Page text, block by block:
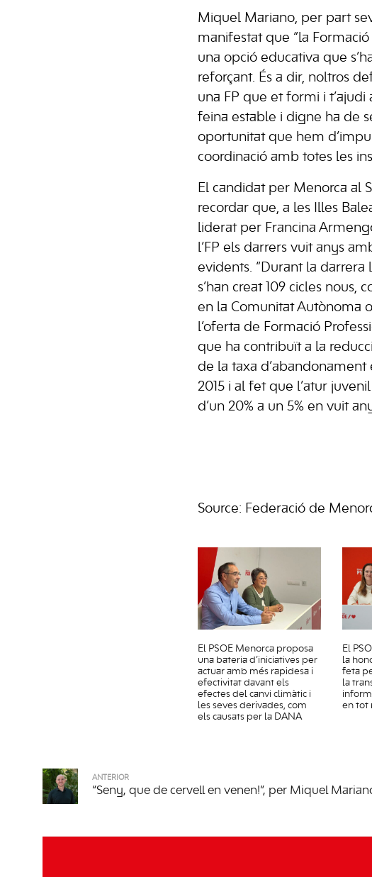
Miquel Mariano, per part
manifestat que “la
una opció educativa que
reforçant. És a dir, noltros
una FP que et formi i t’ajudi
feina estable i digne ha de
oportunitat que hem
coordinació amb totes les
El candidat per Menorca al
recordar que, a les Illes
liderat per Francina
l’FP els darrers vuit anys
evidents. “Durant la darrera
s’han creat 109 cicles nous,
en la Comunitat Autònoma
l’oferta de Formació
que ha contribuït a la
de la taxa d’abandonament
2015 i al fet que l’atur
d’un 20% a un 5% en vuit
Source: Federació de
El PSOE Menorca proposa
una bateria d’iniciatives per
actuar amb més rapidesa i
efectivitat davant els
efectes del canvi climàtic i
les seves derivades, com
els causats per la DANA
El
la
feta
la
en tot
ANTERIOR
“Seny, que de cervell en venen!”, per Miquel